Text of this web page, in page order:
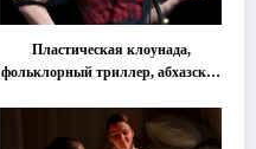
Пластическая клоунада,
фольклорный триллер, абхазская
втором этапе фестиваля
«Монокль»